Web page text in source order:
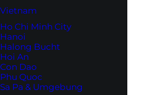
Vietnam
Ho Chi Minh City
Hanoi
Halong Bucht
Hoi An
Con Dao
Phu Quoc
Sa Pa & Umgebung